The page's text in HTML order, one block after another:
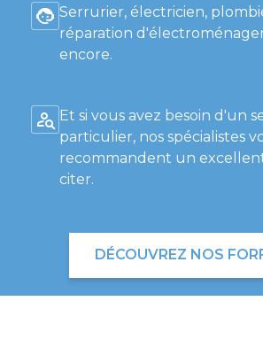
Serrurier, électricien,
réparation
encore.
Et si vous avez besoin d'un
particulier, nos spécialistes
recommandent un
citer.
DÉCOUVREZ NOS